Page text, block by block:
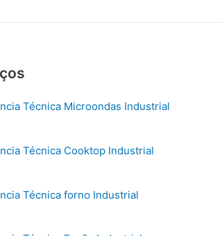
Técnica Microondas Industrial
Técnica Cooktop Industrial
Técnica forno Industrial